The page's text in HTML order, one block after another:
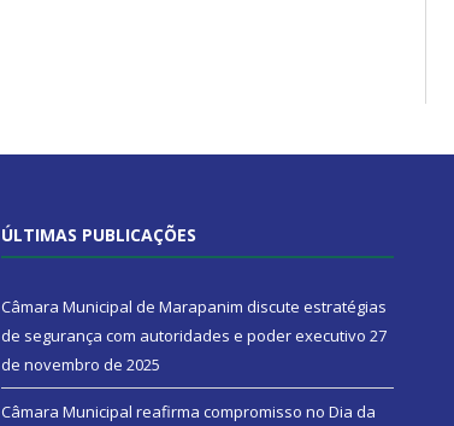
ÚLTIMAS PUBLICAÇÕES
Câmara Municipal de Marapanim discute estratégias
de segurança com autoridades e poder executivo 27
de novembro de 2025
Câmara Municipal reafirma compromisso no Dia da